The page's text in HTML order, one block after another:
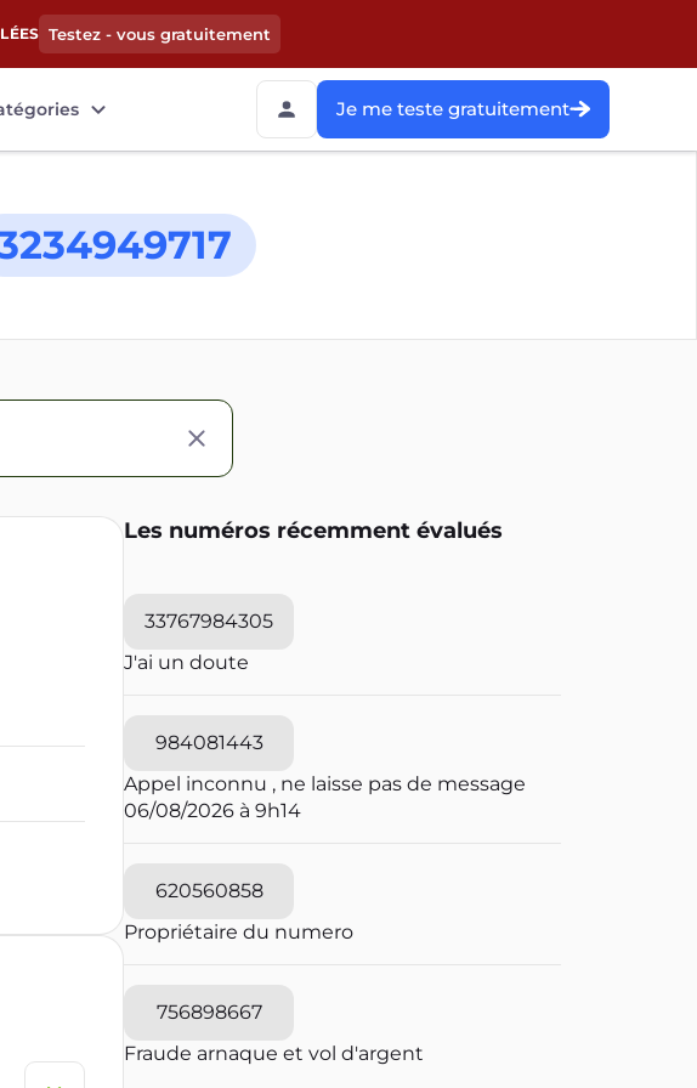
Testez - vous gratuitement
Je me teste gratuitement
Les numéros récemment évalués
33767984305
J'ai un doute
984081443
Appel inconnu , ne laisse pas de message
06/08/2026 à 9h14
620560858
Propriétaire du numero
756898667
Fraude arnaque et vol d'argent